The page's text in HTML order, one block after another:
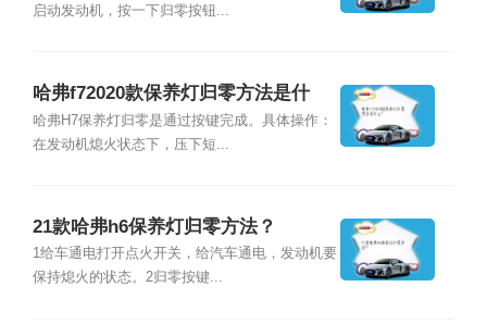
启动发动机，按一下归零按钮...
哈弗f72020款保养灯归零方法是什
么？
哈弗H7保养灯归零是通过按键完成。具体操作：
在发动机熄火状态下，压下短...
21款哈弗h6保养灯归零方法？
1给车通电打开点火开关，给汽车通电，发动机要
保持熄火的状态。2归零按键...